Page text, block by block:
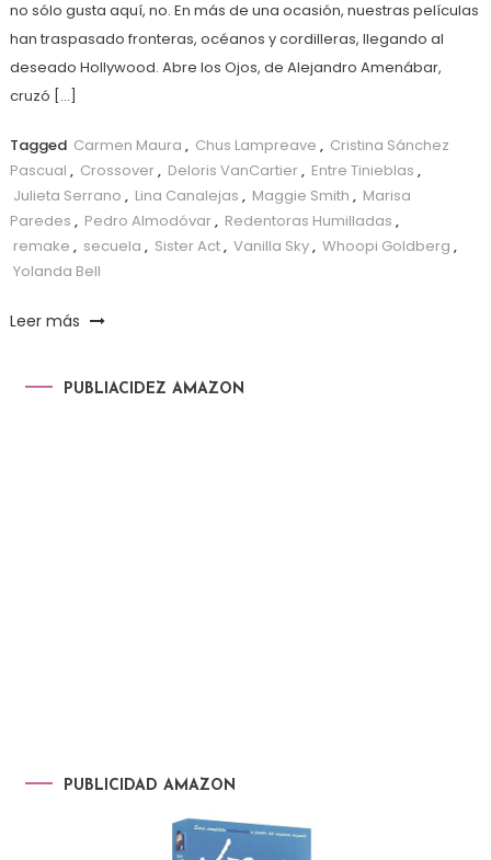
no sólo gusta aquí, no. En más de una ocasión, nuestras películas
han traspasado fronteras, océanos y cordilleras, llegando al
deseado Hollywood. Abre los Ojos, de Alejandro Amenábar,
cruzó […]
Tagged Carmen Maura , Chus Lampreave , Cristina Sánchez
Pascual , Crossover, Deloris VanCartier, Entre Tinieblas ,
Julieta Serrano , Lina Canalejas , Maggie Smith , Marisa
Paredes , Pedro Almodóvar, Redentoras Humilladas ,
remake , secuela , Sister Act, Vanilla Sky, Whoopi Goldberg ,
Yolanda Bell
Leer más
PUBLIACIDEZ AMAZON
PUBLICIDAD AMAZON